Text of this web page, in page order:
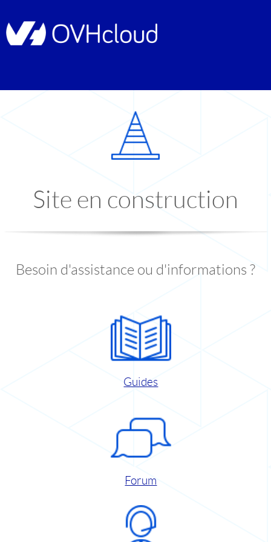
Site en construction
Besoin d'assistance ou d'informations ?
Guides
Forum